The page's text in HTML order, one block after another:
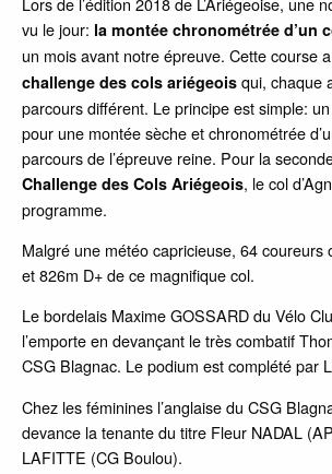
vu le jour: la montée chronométrée d’un
un mois avant notre épreuve. Cette course
challenge des cols ariégeoisqui, chaque
parcours différent. Le principe est simple:
pour une montée sèche et chronométrée
parcours de l’épreuve reine. Pour la
Challenge des Cols Ariégeois, le col
programme.
Malgré une météo capricieuse, 64 coureurs
et 826m D+ de ce magnifique col.
Le bordelais Maxime GOSSARD du Vélo
l’emporte en devançant le très combatif
CSG Blagnac. Le podium est complété par
Chez les féminines l’anglaise du CSG
devance la tenante du titre Fleur NADAL
LAFITTE (CG Boulou).